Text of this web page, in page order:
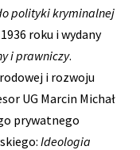
polityki kryminalnej
roku i wydany
i prawniczy.
i rozwoju
UG Marcin Michał
prywatnego
Ideologia